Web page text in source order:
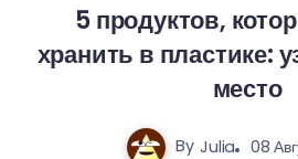
5 продуктов,
хранить в пластике:
место
By Julia 08